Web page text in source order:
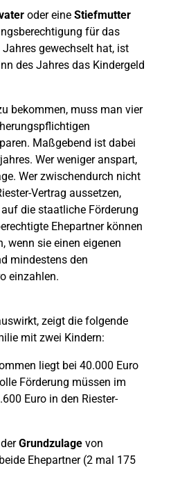
oder eine Stiefmutter
für das
gewechselt hat, ist
des Jahres das Kindergeld
bekommen, muss man vier
Maßgebend ist dabei
Wer weniger anspart,
Wer zwischendurch nicht
Vertrag aussetzen,
die staatliche Förderung
Ehepartner können
wenn sie einen eigenen
mindestens den
einzahlen.
zeigt die folgende
mit zwei Kindern:
liegt bei 40.000 Euro
Förderung müssen im
Euro in den Riester-
Grundzulage von
Ehepartner (2 mal 175